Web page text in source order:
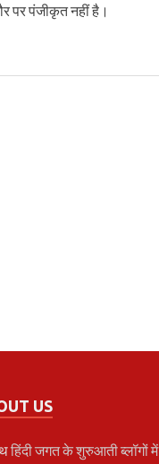
पर पंजीकृत नहीं है।
US
हिंदी जगत के शुरुआती ब्लॉगों